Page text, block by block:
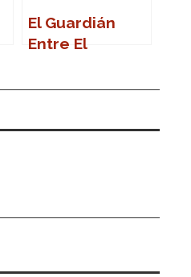
El Guardián
Entre El